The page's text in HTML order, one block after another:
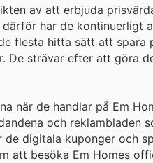
av att erbjuda
har de kontinuerligt
flesta hitta sätt att
De strävar efter att göra
när de handlar på Em
och reklambladen
de digitala kuponger och
att besöka Em Homes